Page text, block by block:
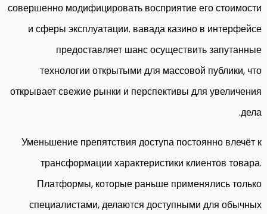
совершенно модифицировать восприятие его стоимости
и сферы эксплуатации. вавада казино в интерфейсе
предоставляет шанс осуществить запутанные
технологии открытыми для массовой публики, что
открывает свежие рынки и перспективы для увеличения
дела.
Уменьшение препятствия доступа постоянно влечёт к
трансформации характеристики клиентов товара.
Платформы, которые раньше применялись только
специалистами, делаются доступными для обычных